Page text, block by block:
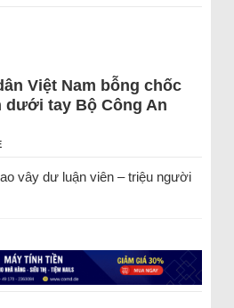
Việt Nam bỗng chốc
dưới tay Bộ Công An
vây dư luận viên – triệu người